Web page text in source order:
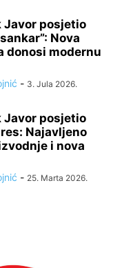
Javor posjetio
Nova
donosi modernu
- 3. Jula 2026.
Javor posjetio
Najavljeno
i nova
- 25. Marta 2026.